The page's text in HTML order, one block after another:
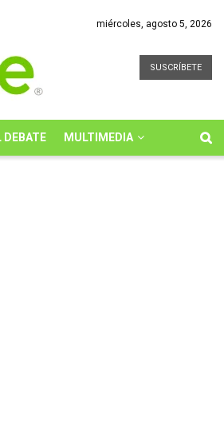
miércoles, agosto 5, 2026
SUSCRÍBETE
DEBATE MULTIMEDIA